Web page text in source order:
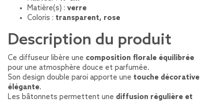
Matière(s) : verre
Coloris : transparent, rose
Description du produit
Ce diffuseur libère une composition florale équilibrée
pour une atmosphère douce et parfumée.
Son design double paroi apporte une touche décorative
élégante.
Les bâtonnets permettent une diffusion régulière et